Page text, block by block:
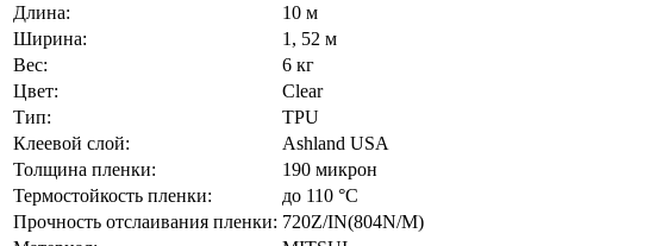
Длина:
10 м
Ширина:
1, 52 м
Вес:
6 кг
Цвет:
Сlear
Тип:
TPU
Клеевой слой:
Ashland USA
Толщина пленки:
190 микрон
Термостойкость пленки:
до 110 °C
Прочность отслаивания пленки: 720Z/IN(804N/M)